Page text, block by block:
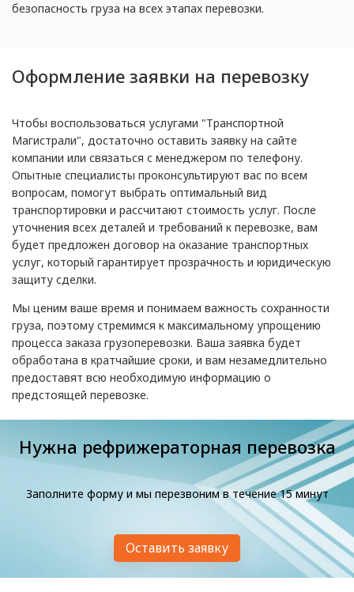
безопасность груза на всех этапах перевозки.
Оформление заявки на перевозку
Чтобы воспользоваться услугами "Транспортной
Магистрали", достаточно оставить заявку на сайте
компании или связаться с менеджером по телефону.
Опытные специалисты проконсультируют вас по всем
вопросам, помогут выбрать оптимальный вид
транспортировки и рассчитают стоимость услуг. После
уточнения всех деталей и требований к перевозке, вам
будет предложен договор на оказание транспортных
услуг, который гарантирует прозрачность и юридическую
защиту сделки.
Мы ценим ваше время и понимаем важность сохранности
груза, поэтому стремимся к максимальному упрощению
процесса заказа грузоперевозки. Ваша заявка будет
обработана в кратчайшие сроки, и вам незамедлительно
предоставят всю необходимую информацию о
предстоящей перевозке.
Нужна рефрижераторная перевозка
Заполните форму и мы перезвоним в течение 15 минут
Оставить заявку